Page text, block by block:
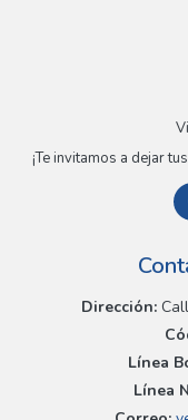
¡Te invitamos a dejar
Dirección:
Línea
Línea